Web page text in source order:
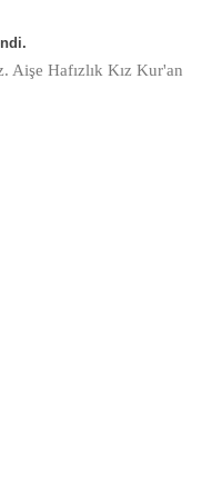
Aişe Hafızlık Kız Kur'an